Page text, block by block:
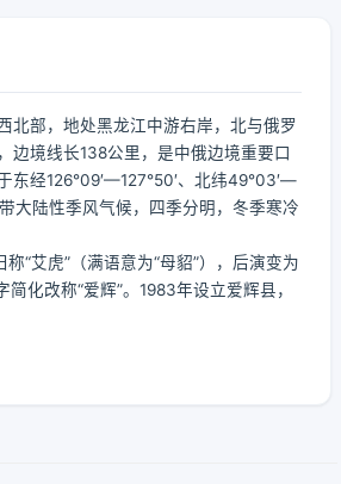
北部，地处黑龙江中游右岸，北与俄罗
边境线长138公里，是中俄边境重要口
东经126°09′—127°50′、北纬49°03′—
大陆性季风气候，四季分明，冬季寒冷
称“艾虎”（满语意为“母貂”），后演变为
简化改称“爱辉”。1983年设立爱辉县，